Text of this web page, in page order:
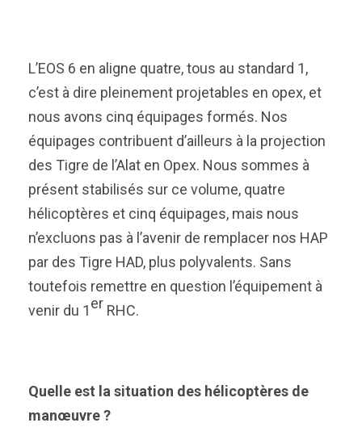
L’EOS 6 en aligne quatre, tous au standard 1,
c’est à dire pleinement projetables en opex, et
nous avons cinq équipages formés. Nos
équipages contribuent d’ailleurs à la projection
des Tigre de l’Alat en Opex. Nous sommes à
présent stabilisés sur ce volume, quatre
hélicoptères et cinq équipages, mais nous
n’excluons pas à l’avenir de remplacer nos HAP
par des Tigre HAD, plus polyvalents. Sans
toutefois remettre en question l’équipement à
venir du 1er RHC.
Quelle est la situation des hélicoptères de
manœuvre ?